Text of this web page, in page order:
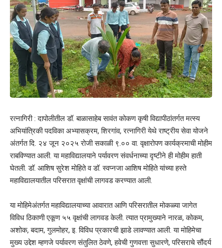
रत्नागिरी : दापोलीतील डॉ. बाळासाहेब सावंत कोकण कृषी विद्यापीठांतर्गत मत्स्य
अभियांत्रिकी पदविका अभ्यासक्रम, शिरगांव, रत्नागिरी येथे राष्ट्रीय सेवा योजने
अंतर्गत दि. २४ जून २०२५ रोजी सकाळी ९.०० वा. वृक्षारोपण कार्यक्रमाची मोहीम
राबविण्यात आली. या महाविद्यालयाने पर्यावरण संवर्धनाच्या दृष्टीने ही मोहीम हाती
घेतली. डॉ. आशिष सुरेश मोहिते व डॉ. स्वप्नजा आशिष मोहिते यांच्या हस्ते
महाविद्यालयातील परिसरात वृक्षांची लागवड करण्यात आली.
या मोहिमेअंतर्गत महाविद्यालयाच्या आवारात आणि परिसरातील मोकळ्या जागेत
विविध ठिकाणी एकूण ५५ वृक्षांची लागवड केली. त्यात प्रामुख्याने नारळ, कोकम,
अशोक, बदाम, गुलमोहर, इ. विविध प्रकारची झाडे लावण्यात आली. या मोहिमेचा
मुख्य उद्देश म्हणजे पर्यावरण संतुलित ठेवणे, हवेची गुणवत्ता सुधारणे, परिसराचे सौंदर्य